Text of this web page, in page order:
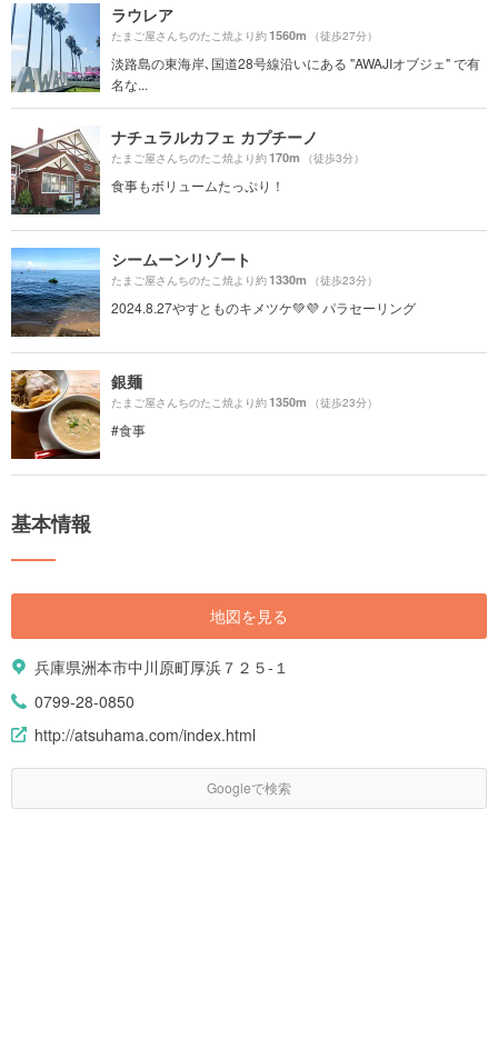
ラウレア
たまご屋さんちのたこ焼より約1560m （徒歩27分）
淡路島の東海岸､国道28号線沿いにある "AWAJIオブジェ" で有
名な...
ナチュラルカフェ カプチーノ
たまご屋さんちのたこ焼より約170m （徒歩3分）
食事もボリュームたっぷり！
シームーンリゾート
たまご屋さんちのたこ焼より約1330m （徒歩23分）
2024.8.27やすとものキメツケ💚💜 パラセーリング
銀麺
たまご屋さんちのたこ焼より約1350m （徒歩23分）
#食事
基本情報
地図を見る
兵庫県洲本市中川原町厚浜７２５-１
0799-28-0850
http://atsuhama.com/index.html
Googleで検索